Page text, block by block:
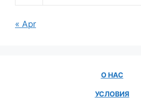
« Apr
О НАС
УСЛОВИЯ